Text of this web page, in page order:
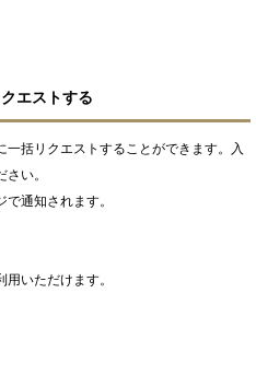
エストする
一括リクエストすることができます。入
い。
通知されます。
いただけます。